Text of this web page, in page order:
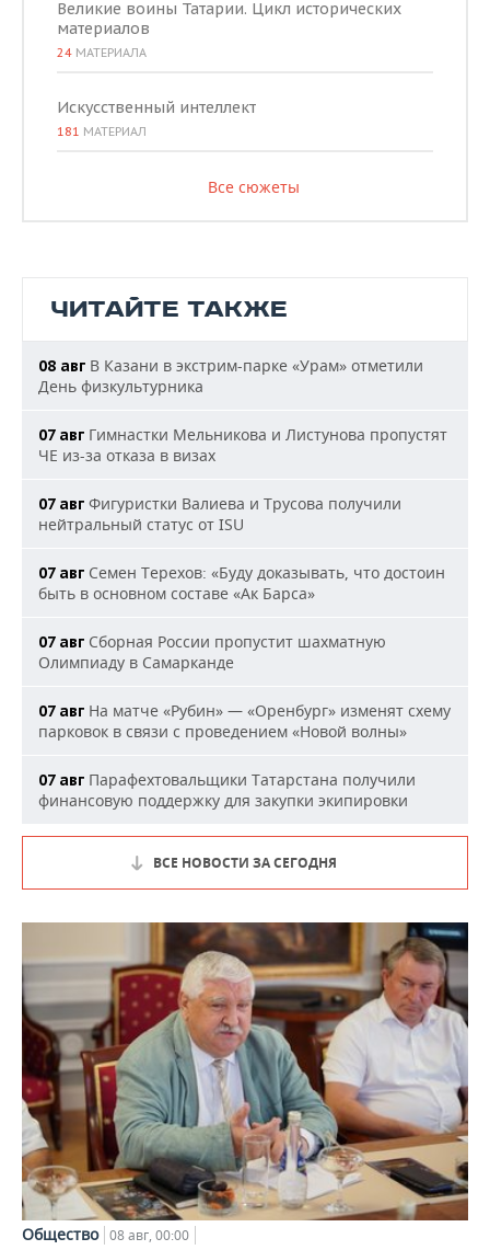
Великие воины Татарии. Цикл исторических
материалов
24 МАТЕРИАЛА
Искусственный интеллект
181 МАТЕРИАЛ
Все сюжеты
ЧИТАЙТЕ ТАКЖЕ
08 авг В Казани в экстрим-парке «Урам» отметили
День физкультурника
07 авг Гимнастки Мельникова и Листунова пропустят
ЧЕ из-за отказа в визах
07 авг Фигуристки Валиева и Трусова получили
нейтральный статус от ISU
07 авг Семен Терехов: «Буду доказывать, что достоин
быть в основном составе «Ак Барса»
07 авг Сборная России пропустит шахматную
Олимпиаду в Самарканде
07 авг На матче «Рубин» — «Оренбург» изменят схему
парковок в связи с проведением «Новой волны»
07 авг Парафехтовальщики Татарстана получили
финансовую поддержку для закупки экипировки
ВСЕ НОВОСТИ ЗА СЕГОДНЯ
Общество 08 авг, 00:00